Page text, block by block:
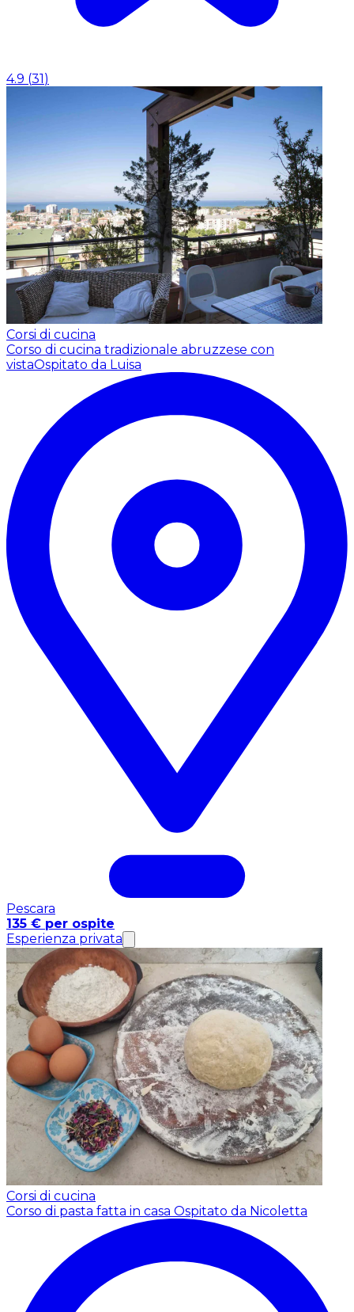
4.9 (31)
Corsi di cucina
Corso di cucina tradizionale abruzzese con
vistaOspitato da Luisa
Pescara
135 € per ospite
Esperienza privata
Corsi di cucina
Corso di pasta fatta in casa Ospitato da Nicoletta